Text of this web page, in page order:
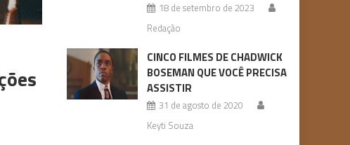
18 de setembro de 2023
Redação
CINCO FILMES DE CHADWICK
BOSEMAN QUE VOCÊ PRECISA
ASSISTIR
31 de agosto de 2020
Keyti Souza